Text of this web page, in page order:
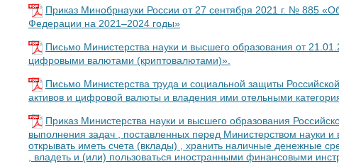
Приказ Минобрнауки России от 27 сентября 2021 г. № 885
Федерации на 2021–2024 годы»
Письмо Министерства науки и высшего образования от
цифровыми валютами (криптовалютами)».
Письмо Министерства труда и социальной защиты
активов и цифровой валюты и владения ими отельными
Приказ Министерства науки и высшего образования
выполнения задач , поставленных перед Министерством науки
открывать иметь счета (вклады) , хранить наличные денежные
, владеть и (или) пользоваться иностранными финансовыми